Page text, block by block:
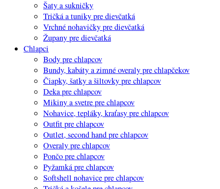
Šaty a sukničky
Tričká a tuniky pre dievčatká
Vrchné nohavičky pre dievčatká
Župany pre dievčatká
Chlapci
Body pre chlapcov
Bundy, kabáty a zimné overaly pre chlapčekov
Čiapky, šatky a šiltovky pre chlapcov
Deka pre chlapcov
Mikiny a svetre pre chlapcov
Nohavice, tepláky, kraťasy pre chlapcov
Outfit pre chlapcov
Outlet, second hand pre chlapcov
Overaly pre chlapcov
Pončo pre chlapcov
Pyžamká pre chlapcov
Softshell nohavice pre chlapcov